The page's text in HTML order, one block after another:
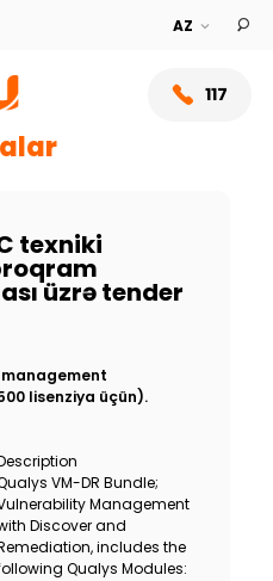
117
texniki
üzrə tender
lisenziya üçün).
VM-DR Bundle;
Management
Discover and
includes the
Qualys Modules: